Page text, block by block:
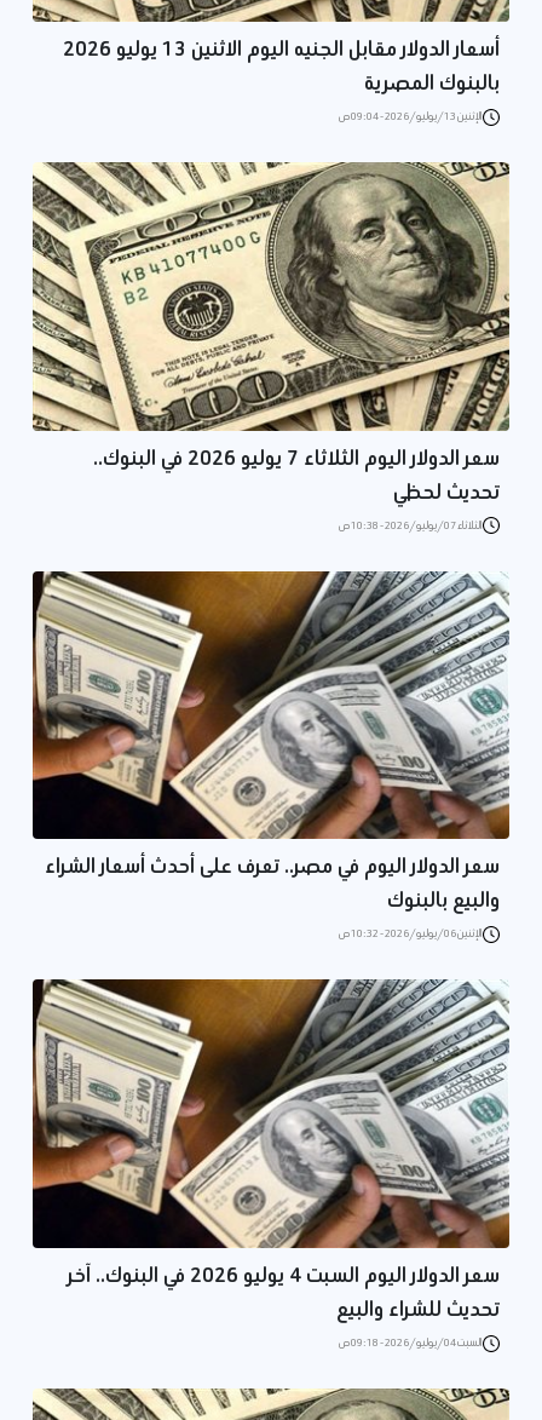
أسعار الدولار مقابل الجنيه اليوم الاثنين 13 يوليو 2026
بالبنوك المصرية
الإثنين 13/يوليو/2026 - 09:04 ص
سعر الدولار اليوم الثلاثاء 7 يوليو 2026 في البنوك..
تحديث لحظي
الثلاثاء 07/يوليو/2026 - 10:38 ص
سعر الدولار اليوم في مصر.. تعرف على أحدث أسعار الشراء
والبيع بالبنوك
الإثنين 06/يوليو/2026 - 10:32 ص
سعر الدولار اليوم السبت 4 يوليو 2026 في البنوك.. آخر
تحديث للشراء والبيع
السبت 04/يوليو/2026 - 09:18 ص